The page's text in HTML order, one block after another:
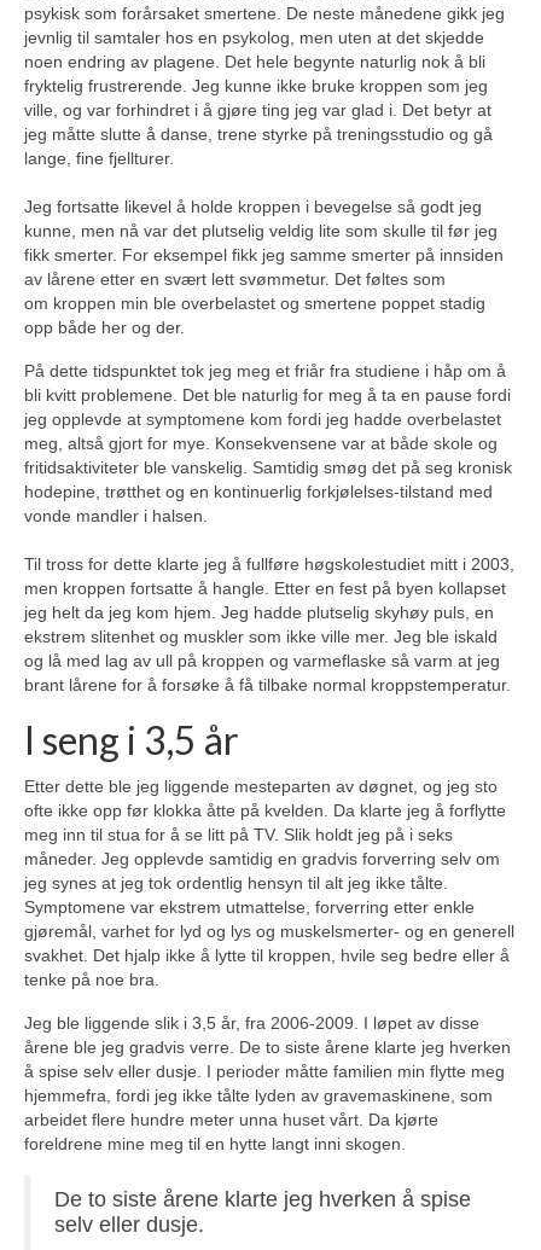
psykisk som forårsaket smertene. De neste månedene gikk jeg
jevnlig til samtaler hos en psykolog, men uten at det skjedde
noen endring av plagene. Det hele begynte naturlig nok å bli
fryktelig frustrerende. Jeg kunne ikke bruke kroppen som jeg
ville, og var forhindret i å gjøre ting jeg var glad i. Det betyr at
jeg måtte slutte å danse, trene styrke på treningsstudio og gå
lange, fine fjellturer.
Jeg fortsatte likevel å holde kroppen i bevegelse så godt jeg
kunne, men nå var det plutselig veldig lite som skulle til før jeg
fikk smerter. For eksempel fikk jeg samme smerter på innsiden
av lårene etter en svært lett svømmetur. Det føltes som
om kroppen min ble overbelastet og smertene poppet stadig
opp både her og der.
På dette tidspunktet tok jeg meg et friår fra studiene i håp om å
bli kvitt problemene. Det ble naturlig for meg å ta en pause fordi
jeg opplevde at symptomene kom fordi jeg hadde overbelastet
meg, altså gjort for mye. Konsekvensene var at både skole og
fritidsaktiviteter ble vanskelig. Samtidig smøg det på seg kronisk
hodepine, trøtthet og en kontinuerlig forkjølelses-tilstand med
vonde mandler i halsen.
Til tross for dette klarte jeg å fullføre høgskolestudiet mitt i 2003,
men kroppen fortsatte å hangle. Etter en fest på byen kollapset
jeg helt da jeg kom hjem. Jeg hadde plutselig skyhøy puls, en
ekstrem slitenhet og muskler som ikke ville mer. Jeg ble iskald
og lå med lag av ull på kroppen og varmeflaske så varm at jeg
brant lårene for å forsøke å få tilbake normal kroppstemperatur.
I seng i 3,5 år
Etter dette ble jeg liggende mesteparten av døgnet, og jeg sto
ofte ikke opp før klokka åtte på kvelden. Da klarte jeg å forflytte
meg inn til stua for å se litt på TV. Slik holdt jeg på i seks
måneder. Jeg opplevde samtidig en gradvis forverring selv om
jeg synes at jeg tok ordentlig hensyn til alt jeg ikke tålte.
Symptomene var ekstrem utmattelse, forverring etter enkle
gjøremål, varhet for lyd og lys og muskelsmerter- og en generell
svakhet. Det hjalp ikke å lytte til kroppen, hvile seg bedre eller å
tenke på noe bra.
Jeg ble liggende slik i 3,5 år, fra 2006-2009. I løpet av disse
årene ble jeg gradvis verre. De to siste årene klarte jeg hverken
å spise selv eller dusje. I perioder måtte familien min flytte meg
hjemmefra, fordi jeg ikke tålte lyden av gravemaskinene, som
arbeidet flere hundre meter unna huset vårt. Da kjørte
foreldrene mine meg til en hytte langt inni skogen.
De to siste årene klarte jeg hverken å spise
selv eller dusje.